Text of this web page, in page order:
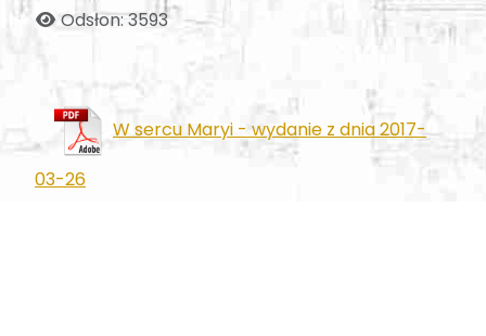
Odsłon: 3593
W sercu Maryi - wydanie z dnia 2017-
03-26